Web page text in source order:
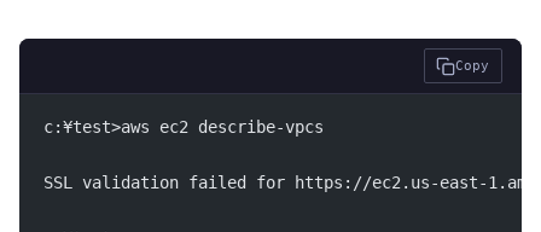
Copy
c:¥test>aws ec2 describe-vpcs
SSL validation failed for https://ec2.us-east-